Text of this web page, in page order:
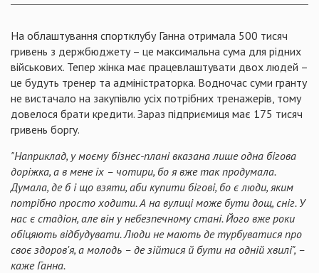
На облаштування спортклубу Ганна отримала 500 тисяч
гривень з держбюджету – це максимальна сума для рідних
військових. Тепер жінка має працевлаштувати двох людей –
це будуть тренер та адміністраторка. Водночас суми гранту
не вистачало на закупівлю усіх потрібних тренажерів, тому
довелося брати кредити. Зараз підприємиця має 175 тисяч
гривень боргу.
"Наприклад, у моєму бізнес-плані вказана лише одна бігова
доріжка, а в мене їх – чотири, бо я вже так продумала.
Думала, де б і що взяти, аби купити бігові, бо є люди, яким
потрібно просто ходити. А на вулиці може бути дощ, сніг. У
нас є стадіон, але він у небезпечному стані. Його вже роки
обіцяють відбудувати. Люди не мають де турбуватися про
своє здоров'я, а молодь – де зійтися й бути на одній хвилі", –
каже Ганна.